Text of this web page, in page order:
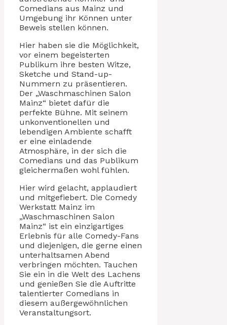
Comedians aus Mainz und
Umgebung ihr Können unter
Beweis stellen können.
Hier haben sie die Möglichkeit,
vor einem begeisterten
Publikum ihre besten Witze,
Sketche und Stand-up-
Nummern zu präsentieren.
Der „Waschmaschinen Salon
Mainz“ bietet dafür die
perfekte Bühne. Mit seinem
unkonventionellen und
lebendigen Ambiente schafft
er eine einladende
Atmosphäre, in der sich die
Comedians und das Publikum
gleichermaßen wohl fühlen.
Hier wird gelacht, applaudiert
und mitgefiebert. Die Comedy
Werkstatt Mainz im
„Waschmaschinen Salon
Mainz“ ist ein einzigartiges
Erlebnis für alle Comedy-Fans
und diejenigen, die gerne einen
unterhaltsamen Abend
verbringen möchten. Tauchen
Sie ein in die Welt des Lachens
und genießen Sie die Auftritte
talentierter Comedians in
diesem außergewöhnlichen
Veranstaltungsort.